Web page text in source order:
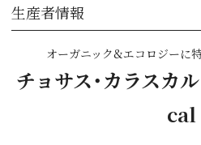
生産者情報
オーガニック&エコロジーに特
チョサス・カラスカ
cal